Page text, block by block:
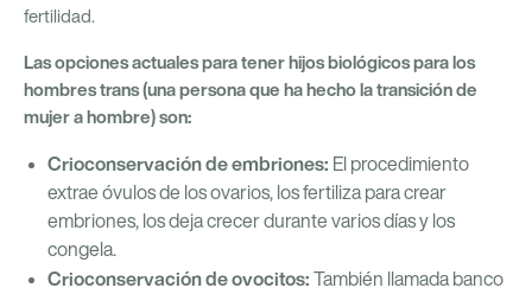
fertilidad.
Las opciones actuales para tener hijos biológicos para los
hombres trans (una persona que ha hecho la transición de
mujer a hombre) son:
Crioconservación de embriones: El procedimiento
extrae óvulos de los ovarios, los fertiliza para crear
embriones, los deja crecer durante varios días y los
congela.
Crioconservación de ovocitos: También llamada banco